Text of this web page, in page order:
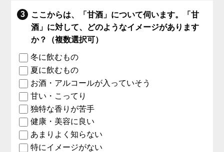
ここからは、「甘酒」について伺います。「甘
酒」に対して、どのようなイメージがあります
か？（複数選択可）
冬に飲むもの
夏に飲むもの
お酒・アルコールが入っていそう
甘い・こってり
独特な香りが苦手
健康・美容に良い
あまりよく知らない
特にイメージがない